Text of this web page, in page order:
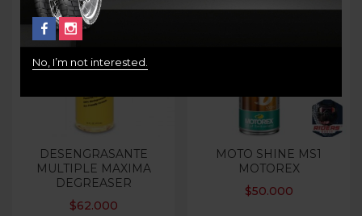
DESENGRASANTE
MULTIPLE MAXIMA
DEGREASER
$62.000
MOTO SHINE MS1
MOTOREX
$50.000
No, I’m not interested.